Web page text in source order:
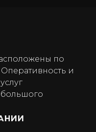
по
и